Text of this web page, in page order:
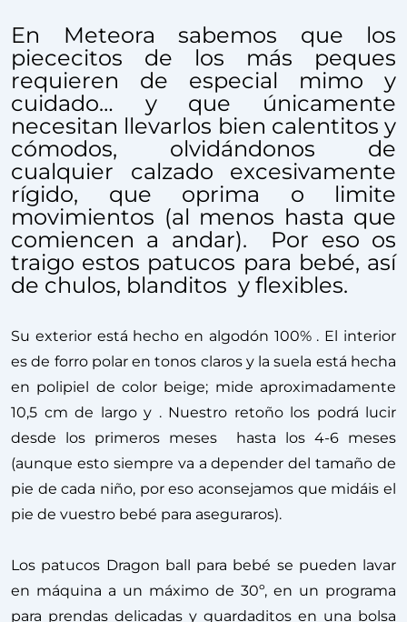
En Meteora sabemos que los
piececitos de los más peques
requieren de especial mimo y
cuidado… y que únicamente
necesitan llevarlos bien calentitos y
cómodos, olvidándonos de
cualquier calzado excesivamente
rígido, que oprima o limite
movimientos (al menos hasta que
comiencen a andar). Por eso os
traigo estos patucos para bebé, así
de chulos, blanditos y flexibles.
Su exterior está hecho en algodón 100% . El interior
es de forro polar en tonos claros y la suela está hecha
en polipiel de color beige; mide aproximadamente
10,5 cm de largo y . Nuestro retoño los podrá lucir
desde los primeros meses hasta los 4-6 meses
(aunque esto siempre va a depender del tamaño de
pie de cada niño, por eso aconsejamos que midáis el
pie de vuestro bebé para aseguraros).
Los patucos Dragon ball para bebé se pueden lavar
en máquina a un máximo de 30º, en un programa
para prendas delicadas y guardaditos en una bolsa